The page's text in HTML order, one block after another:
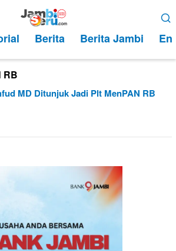
Berita Berita Jambi
RB
MD Ditunjuk Jadi Plt MenPAN RB